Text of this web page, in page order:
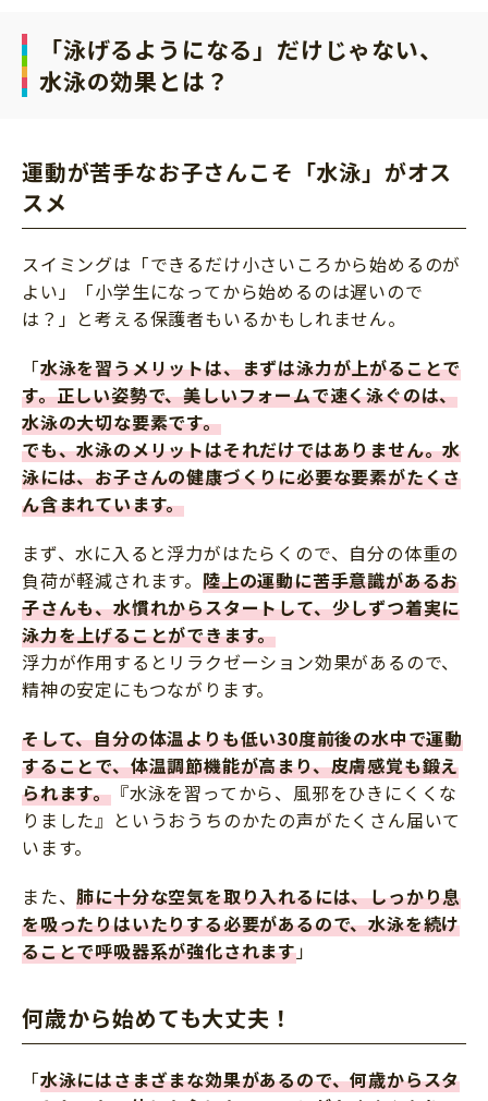
「泳げるようになる」だけじゃない、
水泳の効果とは？
運動が苦手なお子さんこそ「水泳」がオス
スメ
スイミングは「できるだけ小さいころから始めるのが
よい」「小学生になってから始めるのは遅いので
は？」と考える保護者もいるかもしれません。
「水泳を習うメリットは、まずは泳力が上がることで
す。正しい姿勢で、美しいフォームで速く泳ぐのは、
水泳の大切な要素です。
でも、水泳のメリットはそれだけではありません。水
泳には、お子さんの健康づくりに必要な要素がたくさ
ん含まれています。
まず、水に入ると浮力がはたらくので、自分の体重の
負荷が軽減されます。 陸上の運動に苦手意識があるお
子さんも、水慣れからスタートして、少しずつ着実に
泳力を上げることができます。
浮力が作用するとリラクゼーション効果があるので、
精神の安定にもつながります。
そして、自分の体温よりも低い30度前後の水中で運動
することで、体温調節機能が高まり、皮膚感覚も鍛え
られます。 『水泳を習ってから、風邪をひきにくくな
りました』というおうちのかたの声がたくさん届いて
います。
また、肺に十分な空気を取り入れるには、しっかり息
を吸ったりはいたりする必要があるので、水泳を続け
ることで呼吸器系が強化されます」
何歳から始めても大丈夫！
「水泳にはさまざまな効果があるので、何歳からスタ